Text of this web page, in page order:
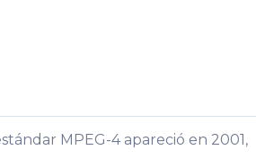
MPEG-4 apareció en 2001,